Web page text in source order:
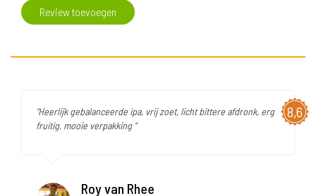
Review toevoegen
8,6
"Heerlijk gebalanceerde ipa, vrij zoet, licht bittere afdronk, erg
fruitig, mooie verpakking "
Roy van Rhee